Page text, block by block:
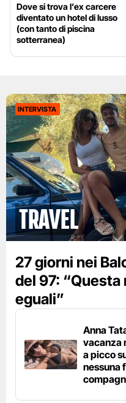
Dove si trova l’ex carcere
diventato un hotel di lusso
(con tanto di piscina
sotterranea)
INTERVISTA
Travel
27 giorni nei
del 97: “Questa
eguali”
Anna
vacanza
a picco
nessuna